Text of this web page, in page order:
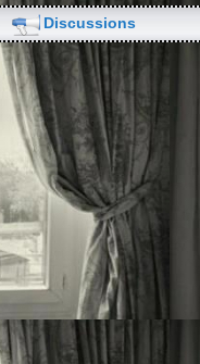
Discussions